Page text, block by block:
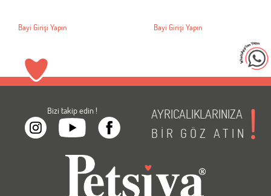
Bayi Girişi Yapın Bayi Girişi Yapın
Bizi takip edin !
AYRICALIKLARINIZA
BİR GÖZ ATIN